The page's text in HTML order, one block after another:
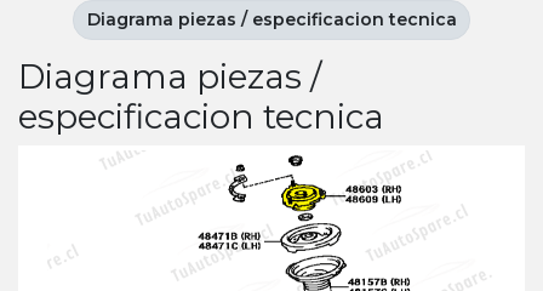
Diagrama piezas /
especificacion tecnica
Diagrama piezas / especificacion tecnica